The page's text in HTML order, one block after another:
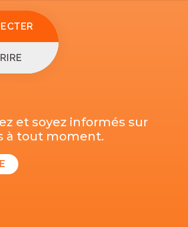
et soyez informés sur
à tout moment.